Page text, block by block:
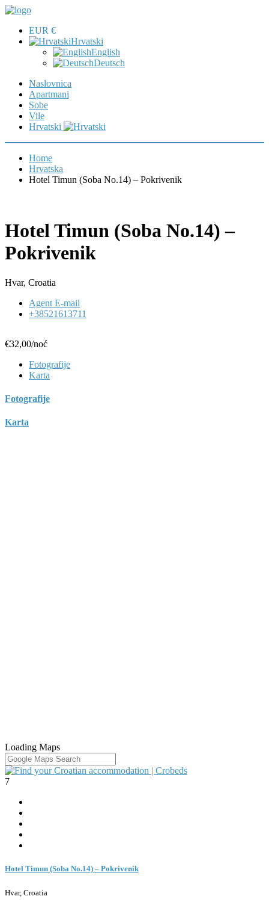
EUR €
Hrvatski
English
Deutsch
Naslovnica
Apartmani
Sobe
Vile
Hrvatski
Home
Hrvatska
Hotel Timun (Soba No.14) – Pokrivenik
Hotel Timun (Soba No.14) –
Pokrivenik
Hvar, Croatia
Agent E-mail
+38521613711
€32,00/noć
Fotografije
Karta
Fotografije
Karta
Loading Maps
7
Hotel Timun (Soba No.14) – Pokrivenik
Hvar, Croatia